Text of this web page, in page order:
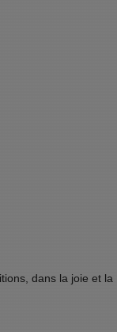
dans la joie et la